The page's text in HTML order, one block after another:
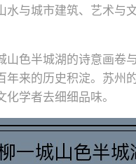
水与城市建筑、艺术与
山色半城湖的诗意画卷
年来的历史积淀。苏州
学者去细细品味。